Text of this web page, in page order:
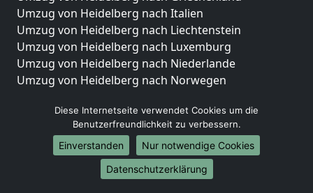
Umzug von Heidelberg nach Italien
Umzug von Heidelberg nach Liechtenstein
Umzug von Heidelberg nach Luxemburg
Umzug von Heidelberg nach Niederlande
Umzug von Heidelberg nach Norwegen
Umzüge-Deutschlandweit
Umzug von Heidelberg nach Berlin
Umzug von Heidelberg nach Hamburg
Umzug von Heidelberg nach München
Umzug von Heidelberg nach Köln
Diese Internetseite verwendet Cookies um die
Benutzerfreundlichkeit zu verbessern.
Einverstanden
Nur notwendige Cookies
Datenschutzerklärung